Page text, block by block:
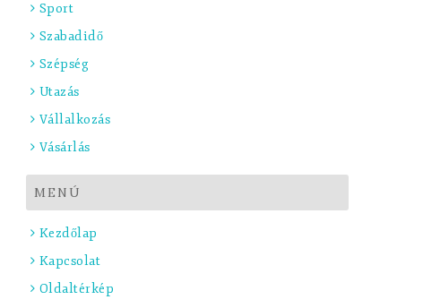
Sport
Szabadidő
Szépség
Utazás
Vállalkozás
Vásárlás
MENÚ
Kezdőlap
Kapcsolat
Oldaltérkép